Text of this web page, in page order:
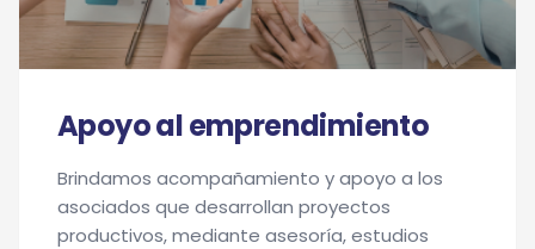
Apoyo al emprendimiento
Brindamos acompañamiento y apoyo a los
asociados que desarrollan proyectos
productivos, mediante asesoría, estudios